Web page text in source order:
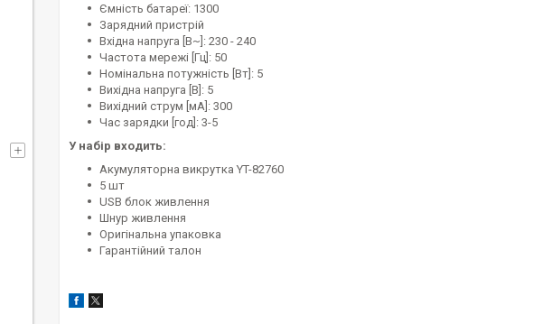
Ємність батареї: 1300
Зарядний пристрій
Вхідна напруга [В~]: 230 - 240
Частота мережі [Гц]: 50
Номінальна потужність [Вт]: 5
Вихідна напруга [В]: 5
Вихідний струм [мА]: 300
Час зарядки [год]: 3-5
У набір входить:
Акумуляторна викрутка YT-82760
5 шт
USB блок живлення
Шнур живлення
Оригінальна упаковка
Гарантійний талон